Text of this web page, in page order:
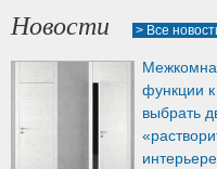
Артикул:
Новости > Все
функции к
выбрать
интерьере